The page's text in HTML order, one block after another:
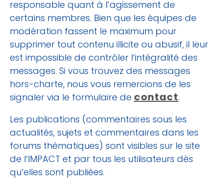
responsable quant à l’agissement de
certains membres. Bien que les équipes de
modération fassent le maximum pour
supprimer tout contenu illicite ou abusif, il leur
est impossible de contrôler l’intégralité des
messages. Si vous trouvez des messages
hors-charte, nous vous remercions de les
signaler via le formulaire de contact.
Les publications (commentaires sous les
actualités, sujets et commentaires dans les
forums thématiques) sont visibles sur le site
de l’IMPACT et par tous les utilisateurs dès
qu’elles sont publiées.